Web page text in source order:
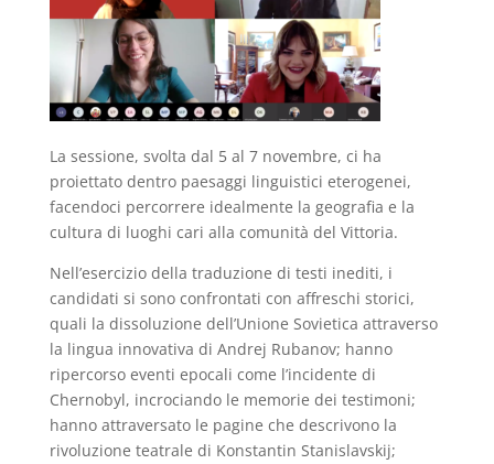
La sessione, svolta dal 5 al 7 novembre, ci ha
proiettato dentro paesaggi linguistici eterogenei,
facendoci percorrere idealmente la geografia e la
cultura di luoghi cari alla comunità del Vittoria.
Nell’esercizio della traduzione di testi inediti, i
candidati si sono confrontati con affreschi storici,
quali la dissoluzione dell’Unione Sovietica attraverso
la lingua innovativa di Andrej Rubanov; hanno
ripercorso eventi epocali come l’incidente di
Chernobyl, incrociando le memorie dei testimoni;
hanno attraversato le pagine che descrivono la
rivoluzione teatrale di Konstantin Stanislavskij;